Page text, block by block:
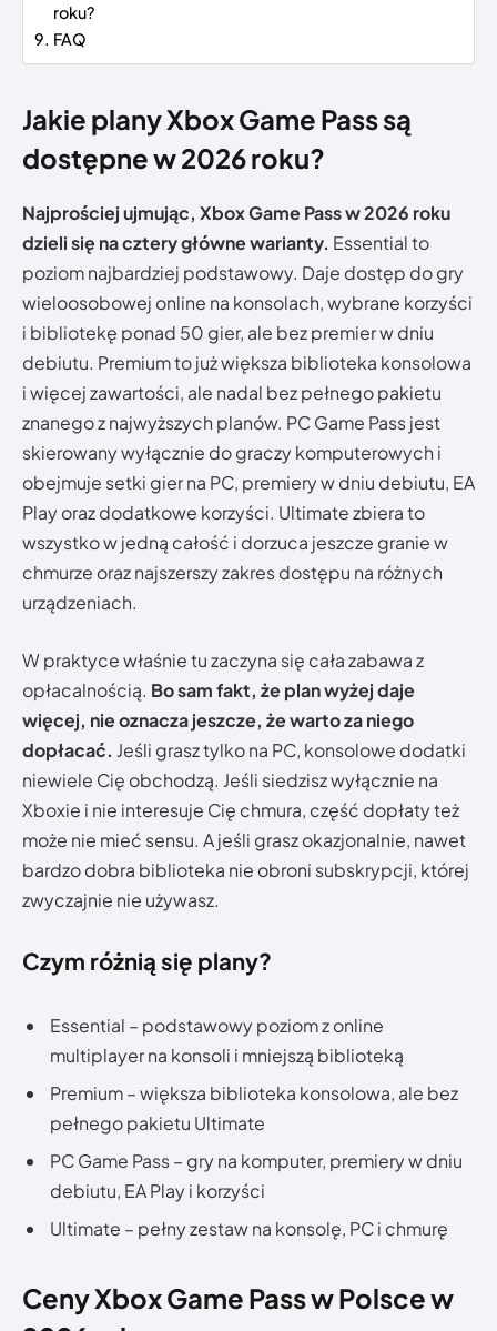
roku?
FAQ
Jakie plany Xbox Game Pass są
dostępne w 2026 roku?
Najprościej ujmując, Xbox Game Pass w 2026 roku
dzieli się na cztery główne warianty. Essential to
poziom najbardziej podstawowy. Daje dostęp do gry
wieloosobowej online na konsolach, wybrane korzyści
i bibliotekę ponad 50 gier, ale bez premier w dniu
debiutu. Premium to już większa biblioteka konsolowa
i więcej zawartości, ale nadal bez pełnego pakietu
znanego z najwyższych planów. PC Game Pass jest
skierowany wyłącznie do graczy komputerowych i
obejmuje setki gier na PC, premiery w dniu debiutu, EA
Play oraz dodatkowe korzyści. Ultimate zbiera to
wszystko w jedną całość i dorzuca jeszcze granie w
chmurze oraz najszerszy zakres dostępu na różnych
urządzeniach.
W praktyce właśnie tu zaczyna się cała zabawa z
opłacalnością. Bo sam fakt, że plan wyżej daje
więcej, nie oznacza jeszcze, że warto za niego
dopłacać. Jeśli grasz tylko na PC, konsolowe dodatki
niewiele Cię obchodzą. Jeśli siedzisz wyłącznie na
Xboxie i nie interesuje Cię chmura, część dopłaty też
może nie mieć sensu. A jeśli grasz okazjonalnie, nawet
bardzo dobra biblioteka nie obroni subskrypcji, której
zwyczajnie nie używasz.
Czym różnią się plany?
Essential – podstawowy poziom z online
multiplayer na konsoli i mniejszą biblioteką
Premium – większa biblioteka konsolowa, ale bez
pełnego pakietu Ultimate
PC Game Pass – gry na komputer, premiery w dniu
debiutu, EA Play i korzyści
Ultimate – pełny zestaw na konsolę, PC i chmurę
Ceny Xbox Game Pass w Polsce w